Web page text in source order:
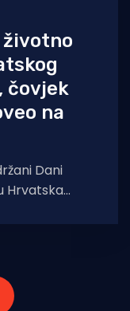
životno
čovjek
na
Dani
Hrvatska